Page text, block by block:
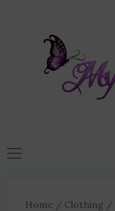
Home / Clothing /